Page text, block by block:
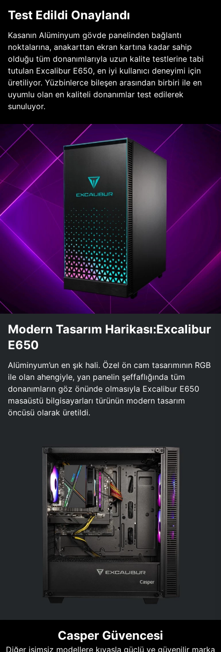
Test Edildi Onaylandı
Kasanın Alüminyum gövde panelinden bağlantı
noktalarına, anakarttan ekran kartına kadar sahip
olduğu tüm donanımlarıyla uzun kalite testlerine tabi
tutulan Excalibur E650, en iyi kullanıcı deneyimi için
üretiliyor. Yüzbinlerce bileşen arasından birbiri ile en
uyumlu olan en kaliteli donanımlar test edilerek
sunuluyor.
Modern Tasarım Harikası:Excalibur
E650
Alüminyum’un en şık hali. Özel ön cam tasarımının RGB
ile olan ahengiyle, yan panelin şeffaflığında tüm
donanımların göz önünde olmasıyla Excalibur E650
masaüstü bilgisayarları türünün modern tasarım
öncüsü olarak üretildi.
Casper Güvencesi
Diğer isimsiz modellere kıyasla güçlü ve güvenilir marka